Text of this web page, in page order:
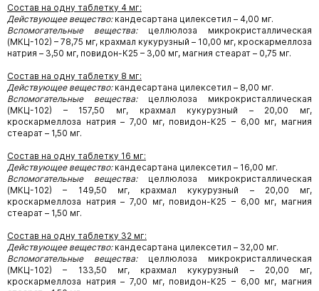
Состав на одну таблетку 4 мг:
Действующее вещество:кандесартана цилексетил – 4,00 мг.
Вспомогательные вещества:целлюлоза микрокристаллическая
(МКЦ-102) – 78,75 мг, крахмал кукурузный – 10,00 мг, кроскармеллоза
натрия – 3,50 мг, повидон-К25 – 3,00 мг, магния стеарат – 0,75 мг.
Состав на одну таблетку 8 мг:
Действующее вещество:кандесартана цилексетил – 8,00 мг.
Вспомогательные вещества:целлюлоза микрокристаллическая
(МКЦ-102) – 157,50 мг, крахмал кукурузный – 20,00 мг,
кроскармеллоза натрия – 7,00 мг, повидон-К25 – 6,00 мг, магния
стеарат – 1,50 мг.
Состав на одну таблетку 16 мг:
Действующее вещество:кандесартана цилексетил – 16,00 мг.
Вспомогательные вещества:целлюлоза микрокристаллическая
(МКЦ-102) – 149,50 мг, крахмал кукурузный – 20,00 мг,
кроскармеллоза натрия – 7,00 мг, повидон-К25 – 6,00 мг, магния
стеарат – 1,50 мг.
Состав на одну таблетку 32 мг:
Действующее вещество:кандесартана цилексетил – 32,00 мг.
Вспомогательные вещества:целлюлоза микрокристаллическая
(МКЦ-102) – 133,50 мг, крахмал кукурузный – 20,00 мг,
кроскармеллоза натрия – 7,00 мг, повидон-К25 – 6,00 мг, магния